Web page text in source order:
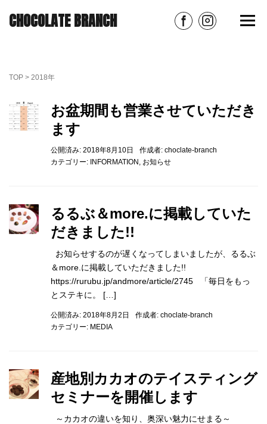
CHOCOLATE BRANCH
TOP > 2018年
お盆期間も営業させていただき
ます
公開済み: 2018年8月10日 作成者: choclate-branch
カテゴリー: INFORMATION , お知らせ
るるぶ＆more.に掲載していた
だきました!!
お知らせするのが遅くなってしまいましたが、るるぶ
＆more.に掲載していただきました!!
https://rurubu.jp/andmore/article/2745 「毎日をもっ
とステキに。 […]
公開済み: 2018年8月2日 作成者: choclate-branch
カテゴリー: MEDIA
産地別カカオのテイスティング
セミナーを開催します
～カカオの違いを知り、奥深い魅力にせまる～